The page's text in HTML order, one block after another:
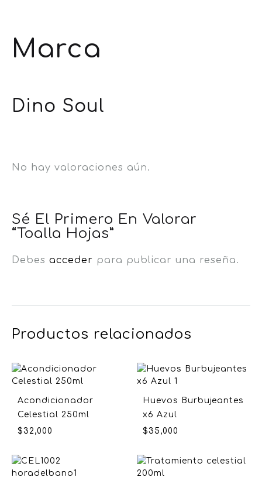
Marca
Dino Soul
No hay valoraciones aún.
Sé El Primero En Valorar
“Toalla Hojas”
Debes acceder para publicar una reseña.
Productos relacionados
Acondicionador
Celestial 250ml
$32,000
Huevos Burbujeantes
x6 Azul
$35,000